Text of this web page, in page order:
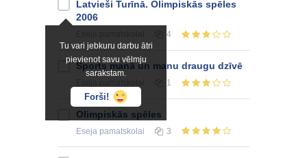
Tu vari jebkuru darbu ātri
pievienot savu vēlmju
sarakstam.
Forši!
Latvieši Turīnā. Olimpiskās spēles
2006
4
Sports manā un manu draugu dzīvē
1
Olimpiskās spēles
Eseja pamatskolai 3